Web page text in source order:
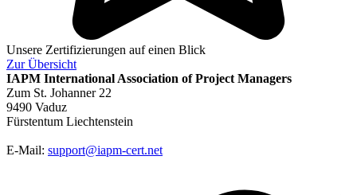
Unsere Zertifizierungen auf einen Blick
ZurÜbersicht
IAPM International Association of Project Managers
Zum St. Johanner 22
9490 Vaduz
Fürstentum Liechtenstein
E-Mail: support@iapm-cert.net